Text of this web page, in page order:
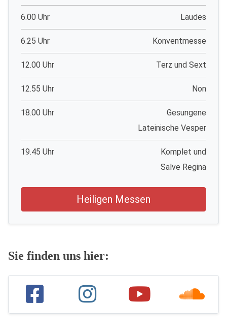
6.00 Uhr Laudes
6.25 Uhr Konventmesse
12.00 Uhr Terz und Sext
12.55 Uhr Non
18.00 Uhr
Gesungene
Lateinische Vesper
19.45 Uhr
Komplet und
Salve Regina
Heiligen Messen
Sie finden uns hier: